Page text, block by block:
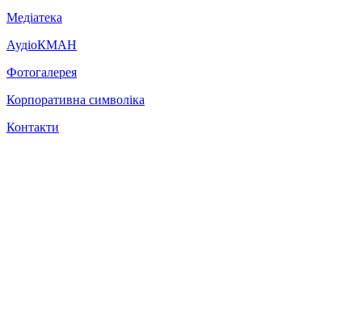
Медіатека
АудіоКМАН
Фотогалерея
Корпоративна символіка
Контакти